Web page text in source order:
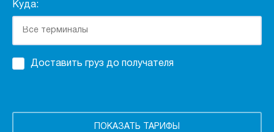
Куда:
Доставить груз до получателя